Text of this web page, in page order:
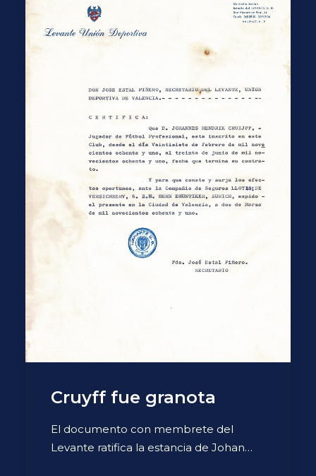
Cruyff fue granota
El documento con membrete del
Levante ratifica la estancia de Johan…